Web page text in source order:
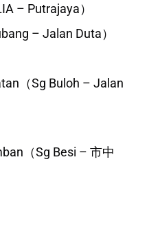
– Putrajaya）
– Jalan Duta）
（Sg Buloh – Jalan
（Sg Besi – 市中